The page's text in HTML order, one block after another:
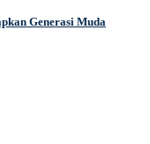
Generasi Muda